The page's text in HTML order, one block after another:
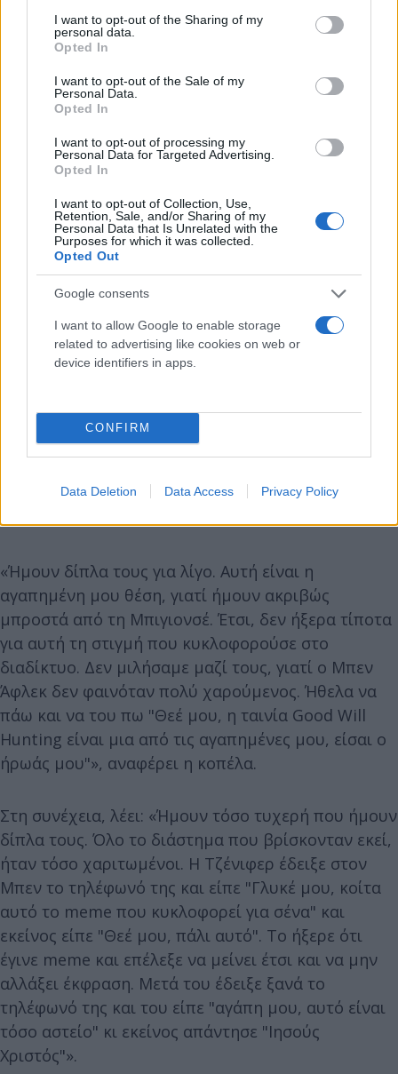
not limited to your visit or usage behaviour. You may click to
grant or deny consent to Google and its third-party tags to
use your data for below specified purposes in below Google
consent section.
I want to opt-out of the Sharing of my
personal data.
Opted In
I want to opt-out of the Sale of my
Personal Data.
Opted In
I want to opt-out of processing my
Personal Data for Targeted Advertising.
Opted In
I want to opt-out of Collection, Use,
Retention, Sale, and/or Sharing of my
Personal Data that Is Unrelated with the
Purposes for which it was collected.
Opted Out
Google consents
I want to allow Google to enable storage
related to advertising like cookies on web or
device identifiers in apps.
CONFIRM
Data Deletion Data Access Privacy Policy
«Ήμουν δίπλα τους για λίγο. Αυτή είναι η
αγαπημένη μου θέση, γιατί ήμουν ακριβώς
μπροστά από τη Μπιγιονσέ. Έτσι, δεν ήξερα τίποτα
για αυτή τη στιγμή που κυκλοφορούσε στο
διαδίκτυο. Δεν μιλήσαμε μαζί τους, γιατί ο Μπεν
Άφλεκ δεν φαινόταν πολύ χαρούμενος. Ήθελα να
πάω και να του πω "Θεέ μου, η ταινία Good Will
Hunting είναι μια από τις αγαπημένες μου, είσαι ο
ήρωάς μου"», αναφέρει η κοπέλα.
Στη συνέχεια, λέει: «Ήμουν τόσο τυχερή που ήμουν
δίπλα τους. Όλο το διάστημα που βρίσκονταν εκεί,
ήταν τόσο χαριτωμένοι. Η Τζένιφερ έδειξε στον
Μπεν το τηλέφωνό της και είπε "Γλυκέ μου, κοίτα
αυτό το meme που κυκλοφορεί για σένα" και
εκείνος είπε "Θεέ μου, πάλι αυτό". Το ήξερε ότι
έγινε meme και επέλεξε να μείνει έτσι και να μην
αλλάξει έκφραση. Μετά του έδειξε ξανά το
τηλέφωνό της και του είπε "αγάπη μου, αυτό είναι
τόσο αστείο" κι εκείνος απάντησε "Ιησούς
Χριστός"».